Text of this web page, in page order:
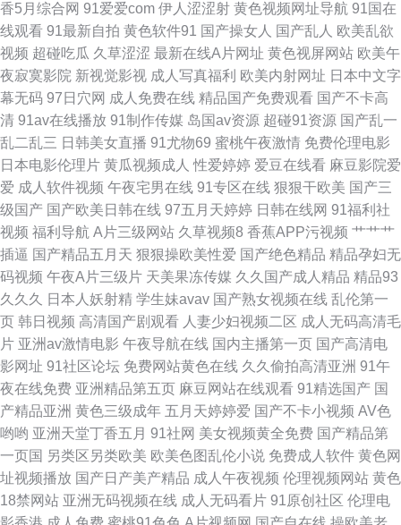
碰97A片 五月婷久久 99视频一区 狠狠鲁2026 人妻人妇200篇 91网站按摩视
频 黑人黄色网址 日本一本道影院 91熟妇视频在线 国产tv六区 亚洲草草网 肏
屄福利社 欧美精品性爱 91国精产 国产一区二区11 人妻三级片av 亚洲影院
成人在线 超碰51黑料在线 蜜芽9啪啪视频 最新无毒AV网 东方av一区黑料 欧
美成人草草天堂 性爱网欧美日日色 AV新视频 精品在线视频 日韩快播区 av大
香蕉久久 激情福利社 日韩色情电影院 91色情蜜桃茄子 国产第一码页 日韩无
人区艹 超碰99观看
香5月综合网 91爱爱com 伊人涩涩射 黄色视频网址导航 91国在
线观看 91最新自拍 黄色软件91 国产操女人 国产乱人 欧美乱欲
视频 超碰吃瓜 久草涩涩 最新在线A片网址 黄色视屏网站 欧美午
夜寂寞影院 新视觉影视 成人写真福利 欧美内射网址 日本中文字
幕无码 97日穴网 成人免费在线 精品国产免费观看 国产不卡高
清 91av在线播放 91制作传媒 岛国av资源 超碰91资源 国产乱一
乱二乱三 日韩美女直播 91尤物69 蜜桃午夜激情 免费伦理电影
日本电影伦理片 黄瓜视频成人 性爱婷婷 爱豆在线看 麻豆影院爱
爱 成人软件视频 午夜宅男在线 91专区在线 狠狠干欧美 国产三
级国产 国产欧美日韩在线 97五月天婷婷 日韩在线网 91福利社
视频 福利导航 A片三级网站 久草视频8 香蕉APP污视频 艹艹艹
插逼 国产精品五月天 狠狠操欧美性爱 国产绝色精品 精品孕妇无
码视频 午夜A片三级片 天美果冻传媒 久久国产成人精品 精品93
久久久
日本人妖射精 学生妹avav 国产熟女视频在线 乱伦第一
页 韩日视频 高清国产剧观看 人妻少妇视频二区 成人无码高清毛
片 亚洲av激情电影 午夜导航在线 国内主播第一页 国产高清电
影网址 91社区论坛 免费网站黄色在线 久久偷拍高清亚洲 91午
夜在线免费 亚洲精品第五页 麻豆网站在线观看 91精选国产 国
产精品亚洲 黄色三级成年 五月天婷婷爱 国产不卡小视频 AV色
哟哟 亚洲天堂丁香五月 91社网 美女视频黄全免费 国产精品第
一页国 另类区另类欧美 欧美色图乱伦小说 免费成人软件 黄色网
址视频播放 国产日产美产精品 成人午夜视频 伦理视频网站 黄色
18禁网站 亚洲无码视频在线 成人无码看片 91原创社区 伦理电